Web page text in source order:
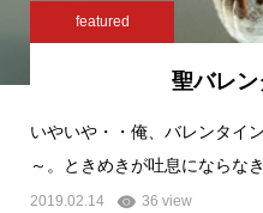
featured
聖バレ
いやいや・・俺、バレンタイ
～。ときめきが吐息にならな
2019.02.14 36 view